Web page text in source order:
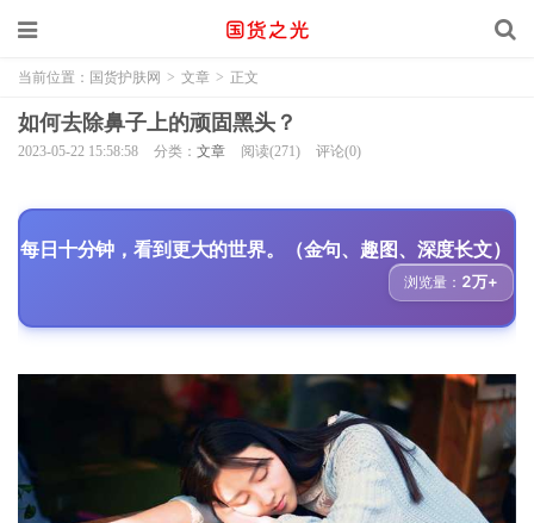
当前位置： 国货护肤网 > 文章 > 正文
如何去除鼻子上的顽固黑头？
2023-05-22 15:58:58 分类： 文章 阅读(271) 评论(0)
每日十分钟，看到更大的世界。（金句、趣图、深度长文）
浏览量： 2万+